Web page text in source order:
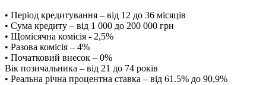
• Період кредитування – від 12 до 36 місяців
• Сума кредиту – від 1 000 до 200 000 грн
• Щомісячна комісія - 2,5%
• Разова комісія – 4%
• Початковий внесок – 0%
Вік позичальника – від 21 до 74 років
• Реальна річна процентна ставка – від 61.5% до 90,9%